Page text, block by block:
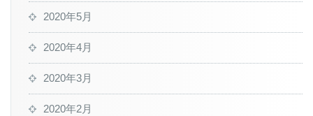
2020年5月
2020年4月
2020年3月
2020年2月